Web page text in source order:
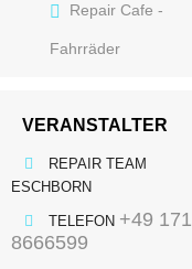
Repair Cafe -
Fahrräder
VERANSTALTER
REPAIR TEAM
ESCHBORN
TELEFON +49 171
8666599